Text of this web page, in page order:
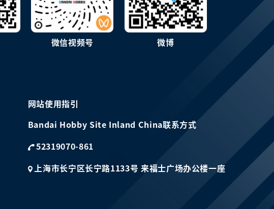
微信视频号 微博
网站使用指引
Bandai Hobby Site Inland China联系方式
52319070-861
上海市长宁区长宁路1133号 来福士广场办公楼一座